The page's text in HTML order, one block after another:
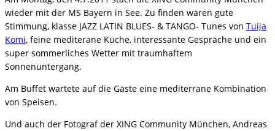
wieder mit der MS Bayern in See. Zu finden waren gute
Stimmung, klasse JAZZ LATIN BLUES- & TANGO- Tunes von Tuija
Komi, feine mediterane Küche, interessante Gespräche und ein
super sommerliches Wetter mit traumhaftem
Sonnenuntergang.
Am Buffet wartete auf die Gäste eine mediterrane Kombination
von Speisen.
Und auch der Fotograf der XING Community München, Andreas